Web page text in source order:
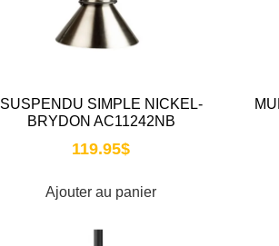
SUSPENDU SIMPLE NICKEL-
BRYDON AC11242NB
119.95$
Ajouter au panier